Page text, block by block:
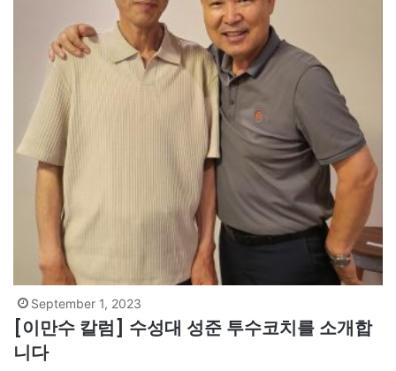
September 1, 2023
[이만수 칼럼] 수성대 성준 투수코치를 소개합
니다